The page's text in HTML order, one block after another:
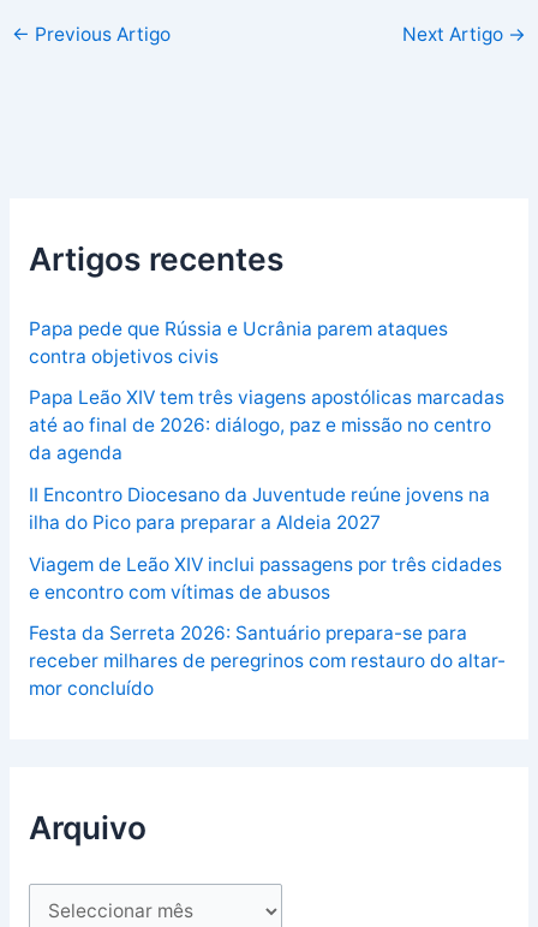
← Previous Artigo Next Artigo →
Artigos recentes
Papa pede que Rússia e Ucrânia parem ataques
contra objetivos civis
Papa Leão XIV tem três viagens apostólicas marcadas
até ao final de 2026: diálogo, paz e missão no centro
da agenda
II Encontro Diocesano da Juventude reúne jovens na
ilha do Pico para preparar a Aldeia 2027
Viagem de Leão XIV inclui passagens por três cidades
e encontro com vítimas de abusos
Festa da Serreta 2026: Santuário prepara-se para
receber milhares de peregrinos com restauro do altar-
mor concluído
Arquivo